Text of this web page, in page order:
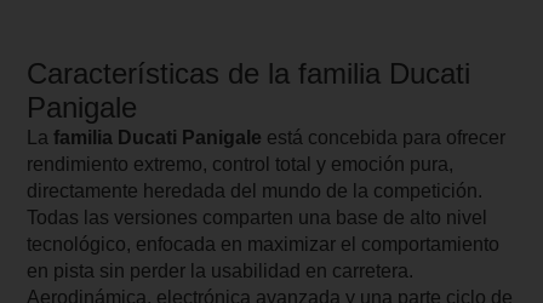
Características de la familia Ducati
Panigale
Lafamilia Ducati Panigale está concebida para ofrecer
rendimiento extremo, control total y emoción pura,
directamente heredada del mundo de la competición.
Todas las versiones comparten una base de alto nivel
tecnológico, enfocada en maximizar el comportamiento
en pista sin perder la usabilidad en carretera.
Aerodinámica, electrónica avanzada y una parte ciclo de